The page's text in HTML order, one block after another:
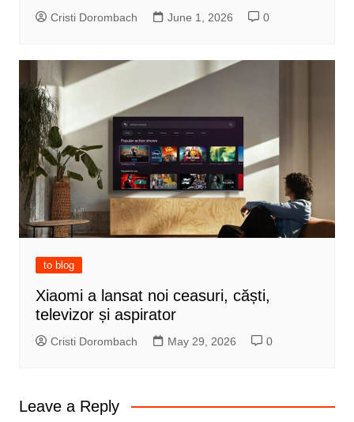
Cristi Dorombach June 1, 2026 0
to blog
Xiaomi a lansat noi ceasuri, căști,
televizor și aspirator
Cristi Dorombach May 29, 2026 0
Leave a Reply